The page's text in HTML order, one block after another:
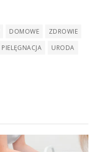
DOMOWE
ZDROWIE
PIELĘGNACJA
URODA